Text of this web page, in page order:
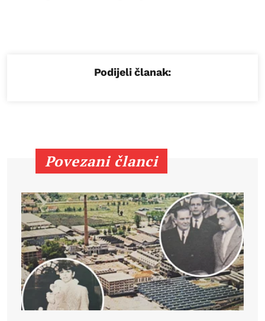
Podijeli članak:
Povezani članci